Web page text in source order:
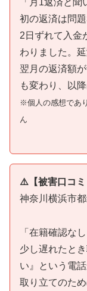
初の返済は問
2日ずれて入金
わりました。
翌月の返済額
も変わり、以
※個人の感想であ
ん
⚠️【被害口コミ
神奈川横浜市
「在籍確認な
少し遅れたと
い』という電
取り立てのた